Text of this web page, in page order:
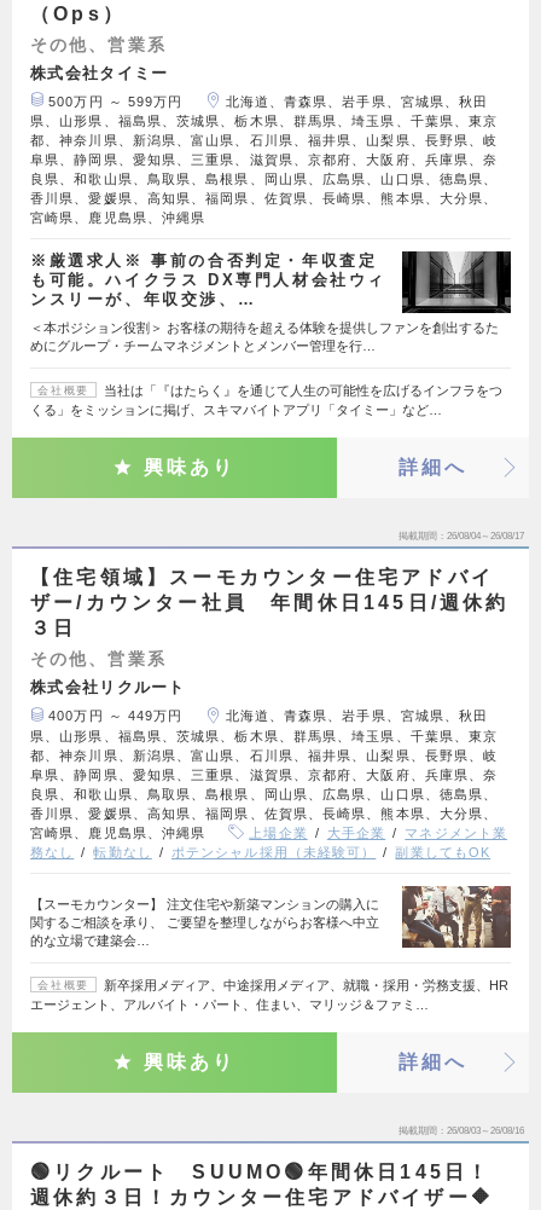
（Ops）
その他、営業系
株式会社タイミー
500万円 ～ 599万円
北海道、青森県、岩手県、宮城県、秋田
県、山形県、福島県、茨城県、栃木県、群馬県、埼玉県、千葉県、東京
都、神奈川県、新潟県、富山県、石川県、福井県、山梨県、長野県、岐
阜県、静岡県、愛知県、三重県、滋賀県、京都府、大阪府、兵庫県、奈
良県、和歌山県、鳥取県、島根県、岡山県、広島県、山口県、徳島県、
香川県、愛媛県、高知県、福岡県、佐賀県、長崎県、熊本県、大分県、
宮崎県、鹿児島県、沖縄県
※厳選求人※ 事前の合否判定・年収査定
も可能。ハイクラス DX専門人材会社ウィ
ンスリーが、年収交渉、…
＜本ポジション役割＞ お客様の期待を超える体験を提供しファンを創出するた
めにグループ・チームマネジメントとメンバー管理を行…
会社概要
当社は「『はたらく』を通じて人生の可能性を広げるインフラをつ
くる」をミッションに掲げ、スキマバイトアプリ「タイミー」など…
興味あり 詳細へ
掲載期間 26/08/04～26/08/17
【住宅領域】スーモカウンター住宅アドバイ
ザー/カウンター社員 年間休日145日/週休約
３日
その他、営業系
株式会社リクルート
400万円 ～ 449万円
北海道、青森県、岩手県、宮城県、秋田
県、山形県、福島県、茨城県、栃木県、群馬県、埼玉県、千葉県、東京
都、神奈川県、新潟県、富山県、石川県、福井県、山梨県、長野県、岐
阜県、静岡県、愛知県、三重県、滋賀県、京都府、大阪府、兵庫県、奈
良県、和歌山県、鳥取県、島根県、岡山県、広島県、山口県、徳島県、
香川県、愛媛県、高知県、福岡県、佐賀県、長崎県、熊本県、大分県、
宮崎県、鹿児島県、沖縄県
上場企業 大手企業
マネジメント業
務なし
転勤なし ポテンシャル採用（未経験可） 副業してもOK
【スーモカウンター】 注文住宅や新築マンションの購入に
関するご相談を承り、 ご要望を整理しながらお客様へ中立
的な立場で建築会…
会社概要
新卒採用メディア、中途採用メディア、就職・採用・労務支援、HR
エージェント、アルバイト・パート、住まい、マリッジ＆ファミ…
興味あり 詳細へ
掲載期間 26/08/03～26/08/16
🟢リクルート SUUMO🟢年間休日145日！
週休約３日！カウンター住宅アドバイザー🔶